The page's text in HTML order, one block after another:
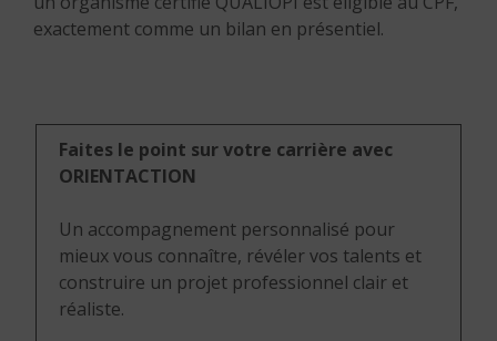
exactement comme un bilan en présentiel.
Faites le point sur votre carrière avec
ORIENTACTION
Un accompagnement personnalisé pour
mieux vous connaître, révéler vos talents et
construire un projet professionnel clair et
réaliste.